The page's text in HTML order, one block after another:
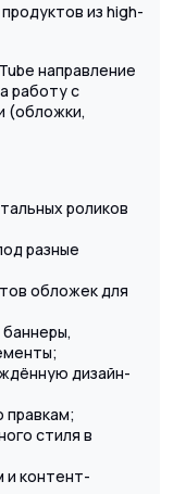
из high-
направление
работу с
(обложки,
роликов
разные
обложек для
дизайн-
правкам;
стиля в
и контент-